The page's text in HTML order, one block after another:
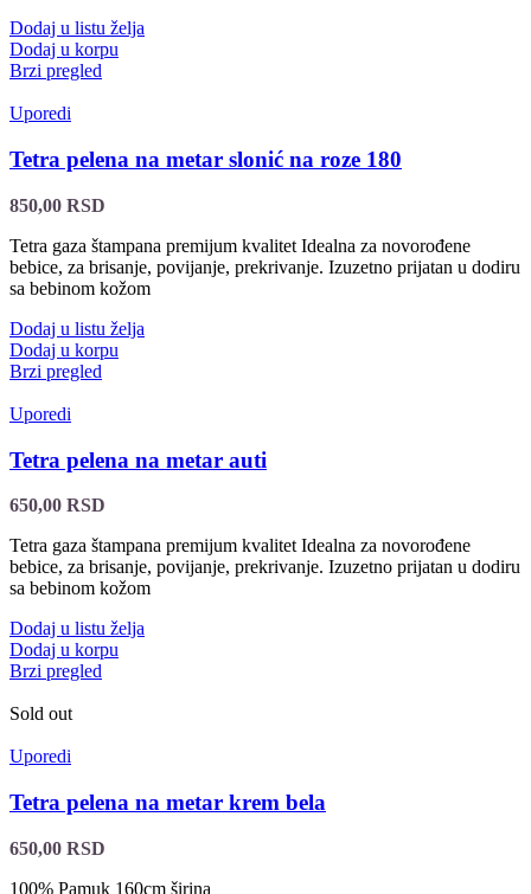
Dodaj u listu želja
Dodaj u korpu
Brzi pregled
Uporedi
Tetra pelena na metar slonić na roze 180
850,00 RSD
Tetra gaza štampana premijum kvalitet Idealna za novorođene
bebice, za brisanje, povijanje, prekrivanje. Izuzetno prijatan u dodiru
sa bebinom kožom
Dodaj u listu želja
Dodaj u korpu
Brzi pregled
Uporedi
Tetra pelena na metar auti
650,00 RSD
Tetra gaza štampana premijum kvalitet Idealna za novorođene
bebice, za brisanje, povijanje, prekrivanje. Izuzetno prijatan u dodiru
sa bebinom kožom
Dodaj u listu želja
Dodaj u korpu
Brzi pregled
Sold out
Uporedi
Tetra pelena na metar krem bela
650,00 RSD
100% Pamuk 160cm širina